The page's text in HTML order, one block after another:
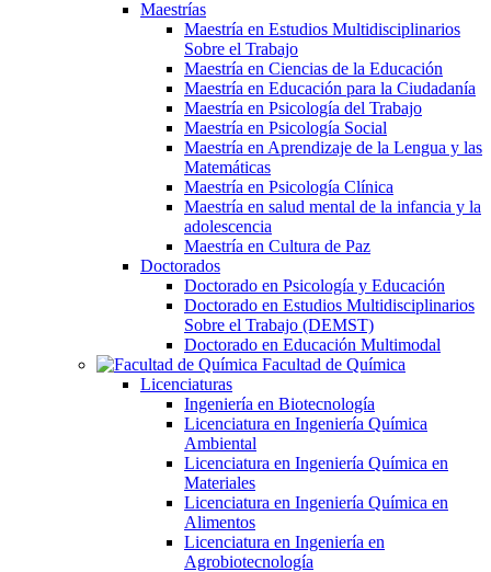
Maestrías
Maestría en Estudios Multidisciplinarios
Sobre el Trabajo
Maestría en Ciencias de la Educación
Maestría en Educación para la Ciudadanía
Maestría en Psicología del Trabajo
Maestría en Psicología Social
Maestría en Aprendizaje de la Lengua y las
Matemáticas
Maestría en Psicología Clínica
Maestría en salud mental de la infancia y la
adolescencia
Maestría en Cultura de Paz
Doctorados
Doctorado en Psicología y Educación
Doctorado en Estudios Multidisciplinarios
Sobre el Trabajo (DEMST)
Doctorado en Educación Multimodal
Facultad de Química
Licenciaturas
Ingeniería en Biotecnología
Licenciatura en Ingeniería Química
Ambiental
Licenciatura en Ingeniería Química en
Materiales
Licenciatura en Ingeniería Química en
Alimentos
Licenciatura en Ingeniería en
Agrobiotecnología